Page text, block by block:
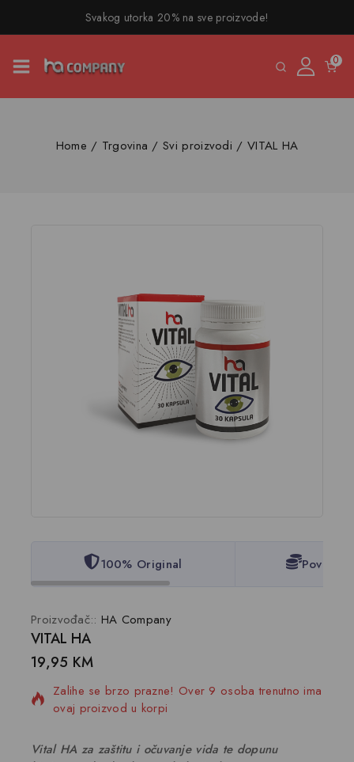
Svakog utorka 20% na sve proizvode!
0
Home / Trgovina / Svi proizvodi / VITAL HA
100% Original
Proizvođač:: HA Company
VITAL HA
19,95 KM
8 proizvoda prodano u zadnjih 12 sat
Zalihe se brzo prazne! Over 9 osoba trenutno ima
ovaj proizvod u korpi
Vital HA za zaštitu i očuvanje vida te dopunu